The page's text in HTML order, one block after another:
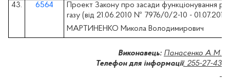
43.
6564
Проект Закону про засади функціонування
газу (вiд 21.06.2010 № 7976/0/2-10 - 01.07.2010)
МАРТИНЕНКО Микола Володимирович
Виконавець: Панасенко А.М.
Телефон для інформації: 255-27-43